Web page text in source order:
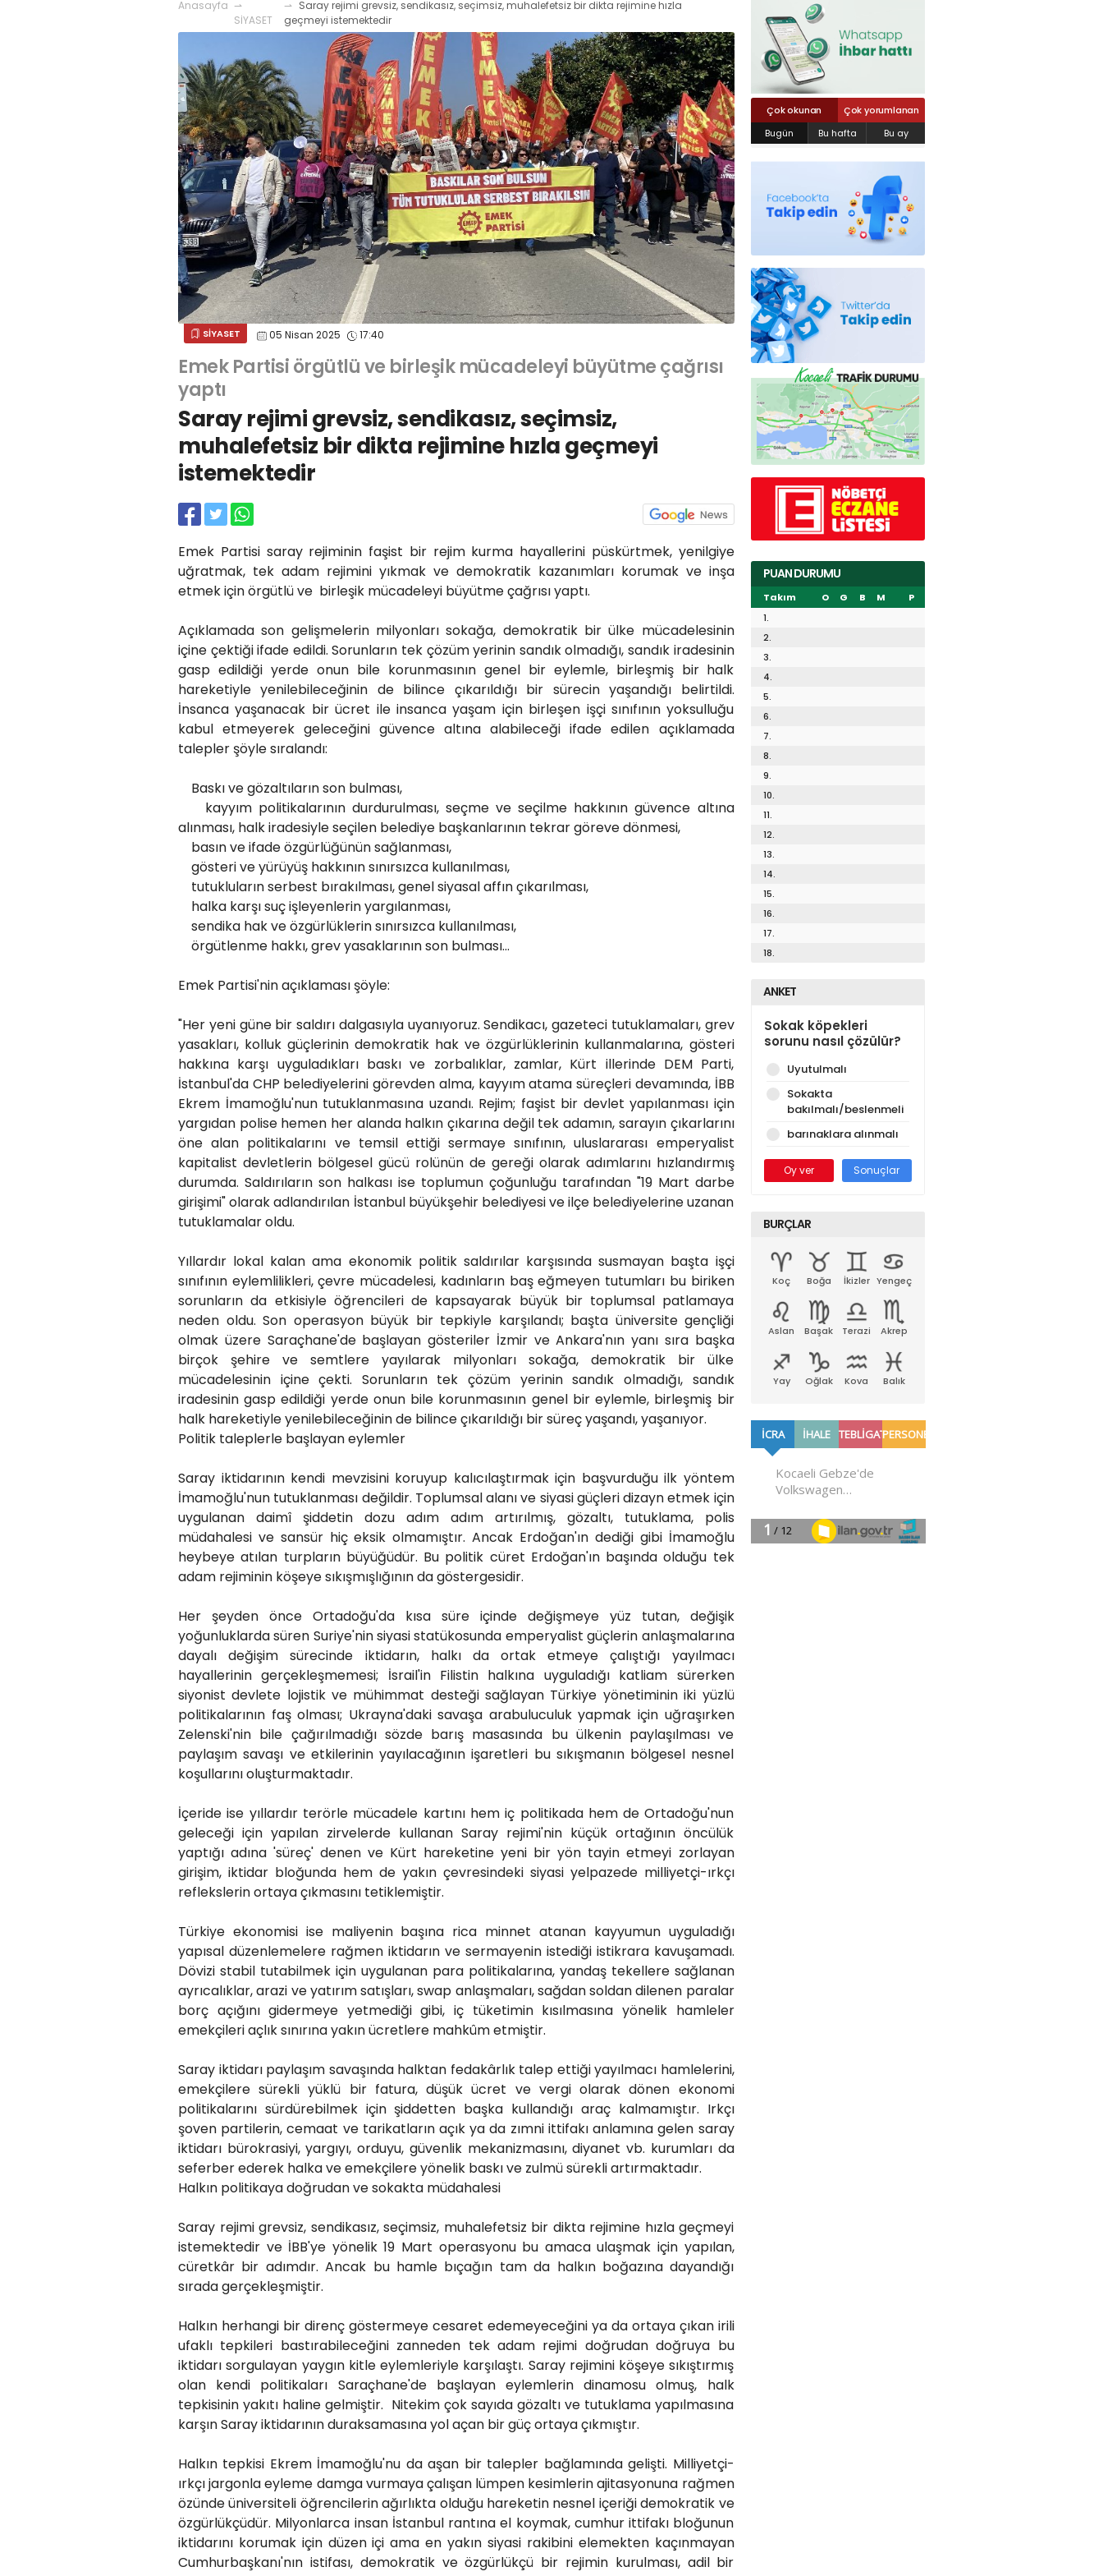
Anasayfa
SİYASET
Saray rejimi grevsiz, sendikasız, seçimsiz, muhalefetsiz bir dikta rejimine hızla
geçmeyi istemektedir
SİYASET 05 Nisan 2025 17:40
Emek Partisi örgütlü ve birleşik mücadeleyi büyütme çağrısı
yaptı
Saray rejimi grevsiz, sendikasız, seçimsiz,
muhalefetsiz bir dikta rejimine hızla geçmeyi
istemektedir
Emek Partisi saray rejiminin faşist bir rejim kurma hayallerini püskürtmek, yenilgiye
uğratmak, tek adam rejimini yıkmak ve demokratik kazanımları korumak ve inşa
etmek için örgütlü ve birleşik mücadeleyi büyütme çağrısı yaptı.
Açıklamada son gelişmelerin milyonları sokağa, demokratik bir ülke mücadelesinin
içine çektiği ifade edildi. Sorunların tek çözüm yerinin sandık olmadığı, sandık iradesinin
gasp edildiği yerde onun bile korunmasının genel bir eylemle, birleşmiş bir halk
hareketiyle yenilebileceğinin de bilince çıkarıldığı bir sürecin yaşandığı belirtildi.
İnsanca yaşanacak bir ücret ile insanca yaşam için birleşen işçi sınıfının yoksulluğu
kabul etmeyerek geleceğini güvence altına alabileceği ifade edilen açıklamada
talepler şöyle sıralandı:
Baskı ve gözaltıların son bulması,
kayyım politikalarının durdurulması, seçme ve seçilme hakkının güvence altına
alınması, halk iradesiyle seçilen belediye başkanlarının tekrar göreve dönmesi,
basın ve ifade özgürlüğünün sağlanması,
gösteri ve yürüyüş hakkının sınırsızca kullanılması,
tutukluların serbest bırakılması, genel siyasal affın çıkarılması,
halka karşı suç işleyenlerin yargılanması,
sendika hak ve özgürlüklerin sınırsızca kullanılması,
örgütlenme hakkı, grev yasaklarının son bulması...
Emek Partisi'nin açıklaması şöyle:
"Her yeni güne bir saldırı dalgasıyla uyanıyoruz. Sendikacı, gazeteci tutuklamaları, grev
yasakları, kolluk güçlerinin demokratik hak ve özgürlüklerinin kullanmalarına, gösteri
hakkına karşı uyguladıkları baskı ve zorbalıklar, zamlar, Kürt illerinde DEM Parti,
İstanbul'da CHP belediyelerini görevden alma, kayyım atama süreçleri devamında, İBB
Ekrem İmamoğlu'nun tutuklanmasına uzandı. Rejim; faşist bir devlet yapılanması için
yargıdan polise hemen her alanda halkın çıkarına değil tek adamın, sarayın çıkarlarını
öne alan politikalarını ve temsil ettiği sermaye sınıfının, uluslararası emperyalist
kapitalist devletlerin bölgesel gücü rolünün de gereği olarak adımlarını hızlandırmış
durumda. Saldırıların son halkası ise toplumun çoğunluğu tarafından "19 Mart darbe
girişimi" olarak adlandırılan İstanbul büyükşehir belediyesi ve ilçe belediyelerine uzanan
tutuklamalar oldu.
Yıllardır lokal kalan ama ekonomik politik saldırılar karşısında susmayan başta işçi
sınıfının eylemlilikleri, çevre mücadelesi, kadınların baş eğmeyen tutumları bu biriken
sorunların da etkisiyle öğrencileri de kapsayarak büyük bir toplumsal patlamaya
neden oldu. Son operasyon büyük bir tepkiyle karşılandı; başta üniversite gençliği
olmak üzere Saraçhane'de başlayan gösteriler İzmir ve Ankara'nın yanı sıra başka
birçok şehire ve semtlere yayılarak milyonları sokağa, demokratik bir ülke
mücadelesinin içine çekti. Sorunların tek çözüm yerinin sandık olmadığı, sandık
iradesinin gasp edildiği yerde onun bile korunmasının genel bir eylemle, birleşmiş bir
halk hareketiyle yenilebileceğinin de bilince çıkarıldığı bir süreç yaşandı, yaşanıyor.
Politik taleplerle başlayan eylemler
Saray iktidarının kendi mevzisini koruyup kalıcılaştırmak için başvurduğu ilk yöntem
İmamoğlu'nun tutuklanması değildir. Toplumsal alanı ve siyasi güçleri dizayn etmek için
uygulanan daimî şiddetin dozu adım adım artırılmış, gözaltı, tutuklama, polis
müdahalesi ve sansür hiç eksik olmamıştır. Ancak Erdoğan'ın dediği gibi İmamoğlu
heybeye atılan turpların büyüğüdür. Bu politik cüret Erdoğan'ın başında olduğu tek
adam rejiminin köşeye sıkışmışlığının da göstergesidir.
Her şeyden önce Ortadoğu'da kısa süre içinde değişmeye yüz tutan, değişik
yoğunluklarda süren Suriye'nin siyasi statükosunda emperyalist güçlerin anlaşmalarına
dayalı değişim sürecinde iktidarın, halkı da ortak etmeye çalıştığı yayılmacı
hayallerinin gerçekleşmemesi; İsrail'in Filistin halkına uyguladığı katliam sürerken
siyonist devlete lojistik ve mühimmat desteği sağlayan Türkiye yönetiminin iki yüzlü
politikalarının faş olması; Ukrayna'daki savaşa arabuluculuk yapmak için uğraşırken
Zelenski'nin bile çağırılmadığı sözde barış masasında bu ülkenin paylaşılması ve
paylaşım savaşı ve etkilerinin yayılacağının işaretleri bu sıkışmanın bölgesel nesnel
koşullarını oluşturmaktadır.
İçeride ise yıllardır terörle mücadele kartını hem iç politikada hem de Ortadoğu'nun
geleceği için yapılan zirvelerde kullanan Saray rejimi'nin küçük ortağının öncülük
yaptığı adına 'süreç' denen ve Kürt hareketine yeni bir yön tayin etmeyi zorlayan
girişim, iktidar bloğunda hem de yakın çevresindeki siyasi yelpazede milliyetçi-ırkçı
reflekslerin ortaya çıkmasını tetiklemiştir.
Türkiye ekonomisi ise maliyenin başına rica minnet atanan kayyumun uyguladığı
yapısal düzenlemelere rağmen iktidarın ve sermayenin istediği istikrara kavuşamadı.
Dövizi stabil tutabilmek için uygulanan para politikalarına, yandaş tekellere sağlanan
ayrıcalıklar, arazi ve yatırım satışları, swap anlaşmaları, sağdan soldan dilenen paralar
borç açığını gidermeye yetmediği gibi, iç tüketimin kısılmasına yönelik hamleler
emekçileri açlık sınırına yakın ücretlere mahkûm etmiştir.
Saray iktidarı paylaşım savaşında halktan fedakârlık talep ettiği yayılmacı hamlelerini,
emekçilere sürekli yüklü bir fatura, düşük ücret ve vergi olarak dönen ekonomi
politikalarını sürdürebilmek için şiddetten başka kullandığı araç kalmamıştır. Irkçı
şoven partilerin, cemaat ve tarikatların açık ya da zımni ittifakı anlamına gelen saray
iktidarı bürokrasiyi, yargıyı, orduyu, güvenlik mekanizmasını, diyanet vb. kurumları da
seferber ederek halka ve emekçilere yönelik baskı ve zulmü sürekli artırmaktadır.
Halkın politikaya doğrudan ve sokakta müdahalesi
Saray rejimi grevsiz, sendikasız, seçimsiz, muhalefetsiz bir dikta rejimine hızla geçmeyi
istemektedir ve İBB'ye yönelik 19 Mart operasyonu bu amaca ulaşmak için yapılan,
cüretkâr bir adımdır. Ancak bu hamle bıçağın tam da halkın boğazına dayandığı
sırada gerçekleşmiştir.
Halkın herhangi bir direnç göstermeye cesaret edemeyeceğini ya da ortaya çıkan irili
ufaklı tepkileri bastırabileceğini zanneden tek adam rejimi doğrudan doğruya bu
iktidarı sorgulayan yaygın kitle eylemleriyle karşılaştı. Saray rejimini köşeye sıkıştırmış
olan kendi politikaları Saraçhane'de başlayan eylemlerin dinamosu olmuş, halk
tepkisinin yakıtı haline gelmiştir. Nitekim çok sayıda gözaltı ve tutuklama yapılmasına
karşın Saray iktidarının duraksamasına yol açan bir güç ortaya çıkmıştır.
Halkın tepkisi Ekrem İmamoğlu'nu da aşan bir talepler bağlamında gelişti. Milliyetçi-
ırkçı jargonla eyleme damga vurmaya çalışan lümpen kesimlerin ajitasyonuna rağmen
özünde üniversiteli öğrencilerin ağırlıkta olduğu hareketin nesnel içeriği demokratik ve
özgürlükçüdür. Milyonlarca insan İstanbul rantına el koymak, cumhur ittifakı bloğunun
iktidarını korumak için düzen içi ama en yakın siyasi rakibini elemekten kaçınmayan
Cumhurbaşkanı'nın istifası, demokratik ve özgürlükçü bir rejimin kurulması, adil bir
Çok okunan
Çok yorumlanan
Bugün
Bu hafta Bu ay
PUAN DURUMU
Takım O G B M
P
1.
2.
3.
4.
5.
6.
7.
8.
9.
10.
11.
12.
13.
14.
15.
16.
17.
18.
ANKET
Sokak köpekleri
sorunu nasıl çözülür?
Uyutulmalı
Sokakta
bakılmalı/beslenmeli
barınaklara alınmalı
Oy ver Sonuçlar
BURÇLAR
Koç Boğa İkizler Yengeç
Aslan Başak Terazi Akrep
Yay Oğlak Kova Balık
Yahya Kaptan Mahallesi Akkavaklar
Caddesi No:17/4 İzmit-KOCAELİ